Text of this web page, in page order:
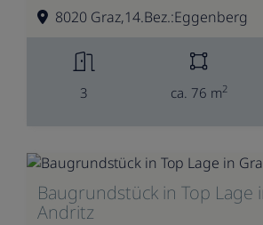
8020 Graz,14.Bez.:Eggenberg
3 ca. 76 m2
Baugrundstück in Top Lage
Andritz